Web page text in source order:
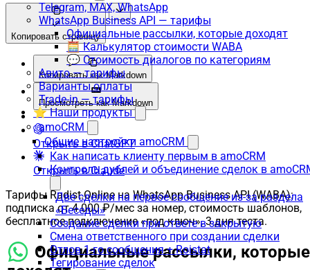
Telegram, MAX, WhatsApp
WhatsApp Business API — тарифы
Официальные рассылки, которые доходят
🧮 Калькулятор стоимости WABA
💬 Стоимость диалогов по категориям
Авито — тарифы
Варианты оплаты
Trade-in — тарифы
⭐ Наши продукты
amoCRM
Общие настройки amoCRM
Как написать клиенту первым в amoCRM
Контроль дублей и объединение сделок в
Две сделки на первое сообщение из-за раздела
«Беседы»
Создание сделки при ответе в закрытую
Смена ответственного при создании сделки
Отлов 1-го сообщения + Roistat
Тегирование сделок
Копировать страницу
Копировать как Markdown
Просмотреть как Markdown
Открыть в ChatGPT
Открыть в Claude
Тарифы Radist.Online на WhatsApp Business API (WABA):
подписка от 4 000 ₽/мес за номер, стоимость шаблонов,
бесплатное подключение «под ключ», 3 дня теста.
Официальные рассылки, которые